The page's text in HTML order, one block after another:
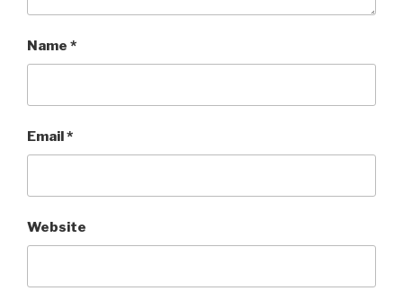
Name *
Email*
Website